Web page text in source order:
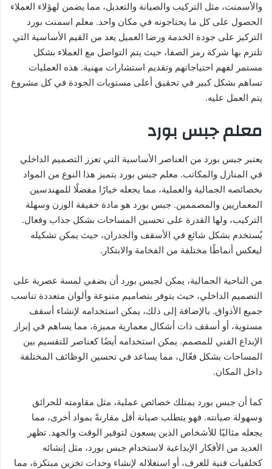
والأسمنت، مثل التركيب والصيانة والتعديل، مما يضمن لهؤلاء العملاء
الحصول على كل ما يحتاجونه في مكان واحد. معلم اسمنت بورد
التركيز على جودة الخدمة ورضا العميل يعد من القيم الأساسية التي
تلتزم بها شركة رمز الصفا، حيث يتم التواصل مع العملاء بشكل
مستمر لفهم احتياجاتهم وتقديم استشارات مهنية. هذه العمليات
تساهم بشكل كبير في تحقيق أعلى مستويات الجودة في كل مشروع
يتم العمل عليه.
معلم جبس بورد
يعتبر جبس بورد من العناصر الأساسية التي تعزز التصميم الداخلي
في المنازل والمكاتب. معلم جبس بورد يتميز هذا النوع من المواد
بخصائصه الجمالية والعملية، مما يجعله خيارًا مفضلًا للمهندسين
المعماريين والمصممين. جبس بورد هو مادة خفيفة الوزن وسهلة
التركيب، ولها القدرة على تحسين المساحات بشكل جذاب وفعال.
يُستخدم بشكل شائع في الأسقف والجدران، حيث يمكن تشكيله
ليعكس أنماطًا مختلفة من الفخامة والابتكار.
من الناحية الجمالية، يمكن لجبس بورد أن يضفي لمسة عصرية على
التصميم الداخلي، حيث يتوفر بتصاميم متنوعة وألوان متعددة تناسب
جميع الأذواق. بالإضافة إلى ذلك، يمكن استخدامه لإنشاء أسقف
مستوية، أو أسقف ذات أشكال معمارية مميزة، مما يساهم في إبراز
الإبداع الفني للمصمم. يمكن استخدامه أيضًا كعناصر للتقسيم بين
المساحات بشكل فعّال، مما يساعد في تحسين الوظائف المختلفة
داخل المكان.
كما أن جبس بورد يمتلك خصائص عملية، مثل مقاومته للحرائق
وسهولة صيانته. فهو يتطلب صيانة أقل مقارنةً بمواد أخرى، مما
يجعله مثاليًا للأشخاص الذين يسعون لتوفير الوقت والجهد. تظهر
العديد من الأفكار الإبداعية لاستخدام جبس بورد، مثل إنشائه
كخلفيات فنية للغرف، أو استغلاله لإنشاء وحدات تخزين مبتكرة، مما